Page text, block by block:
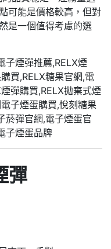
可能是價格較高，但對
是一個值得考慮的選
彈